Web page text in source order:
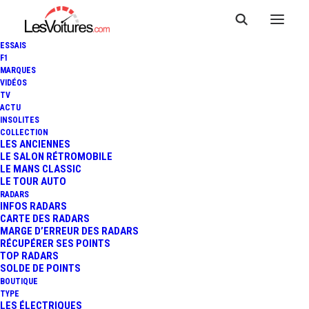
ESSAIS
F1
MARQUES
VIDÉOS
TV
ACTU
INSOLITES
COLLECTION
LES ANCIENNES
LE SALON RÉTROMOBILE
LE MANS CLASSIC
LE TOUR AUTO
RADARS
INFOS RADARS
CARTE DES RADARS
MARGE D’ERREUR DES RADARS
RÉCUPÉRER SES POINTS
TOP RADARS
SOLDE DE POINTS
BOUTIQUE
TYPE
LES ÉLECTRIQUES
12 janvier 2018
VANDERHALL EDISON2 :